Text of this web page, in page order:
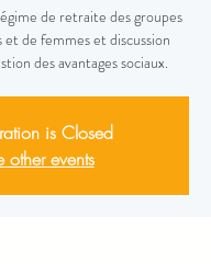
de retraite des groupes
de femmes et discussion
des avantages sociaux.
is Closed
other events